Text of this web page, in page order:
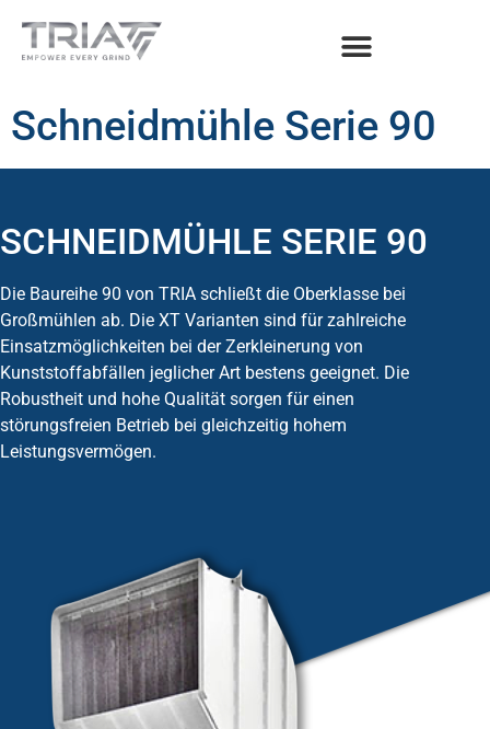
Schneidmühle Serie 90
SCHNEIDMÜHLE SERIE 90
Die Baureihe 90 von TRIA schließt die Oberklasse bei
Großmühlen ab. Die XT Varianten sind für zahlreiche
Einsatzmöglichkeiten bei der Zerkleinerung von
Kunststoffabfällen jeglicher Art bestens geeignet. Die
Robustheit und hohe Qualität sorgen für einen
störungsfreien Betrieb bei gleichzeitig hohem
Leistungsvermögen.